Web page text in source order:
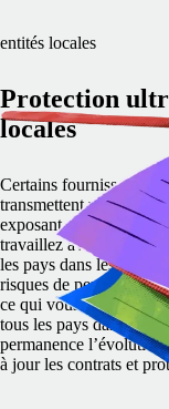
entités locales
Protection
locales
Certains fournisseurs
transmettent votre
exposant ainsi à des
travaillez avec Remote.
les pays dans lesquels
risques de perte de
ce qui vous appartient.
tous les pays dans
permanence
à jour les contrats et